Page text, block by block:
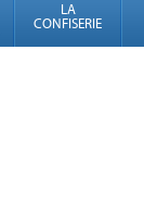
LA
CONFISERIE